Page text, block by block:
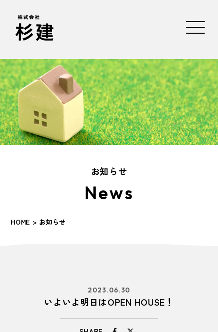
お知らせ
News
HOME > お知らせ
2023.06.30
いよいよ明日はOPEN HOUSE！